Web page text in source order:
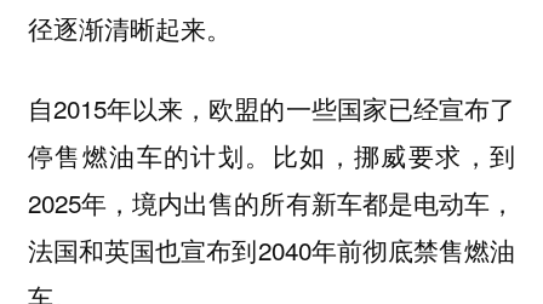
径逐渐清晰起来。
自2015年以来，欧盟的一些国家已经宣布了
停售燃油车的计划。比如，挪威要求，到
2025年，境内出售的所有新车都是电动车，
法国和英国也宣布到2040年前彻底禁售燃油